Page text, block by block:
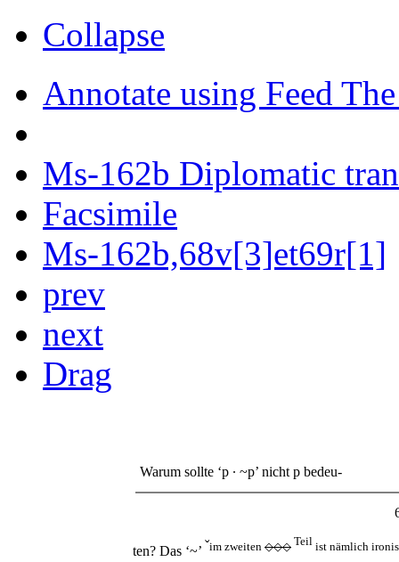
Collapse
Annotate using Feed
Ms-162b Diplomatic
Facsimile
Ms-162b,68v[3]et69r[1]
prev
next
Drag
Warum sollte ‘p ∙ ~p’ nicht p bedeu-
ten? Das ‘~’ ˇim zweiten ◇◇◇ Teil ist nämlich